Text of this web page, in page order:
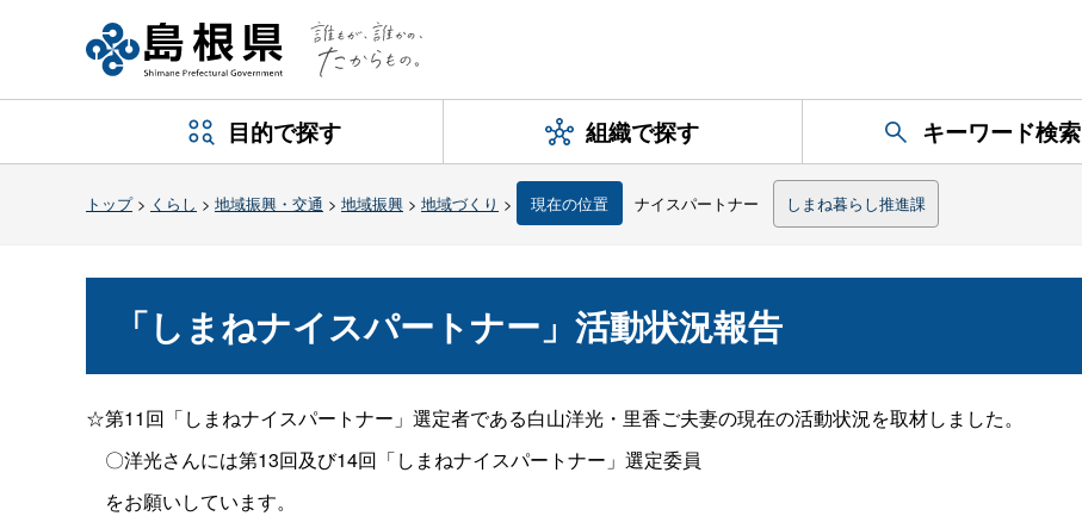
目的で探す 組織で探す キーワード検索
トップ> くらし > 地域振興・交通 > 地域振興 > 地域づくり > 現在の位置 ナイスパートナー しまね暮らし推進課
「しまねナイスパートナー」活動状況報告
☆第11回「しまねナイスパートナー」選定者である白山洋光・里香ご夫妻の現在の活動状況を取材しました。
〇洋光さんには第13回及び14回「しまねナイスパートナー」選定委員
をお願いしています。